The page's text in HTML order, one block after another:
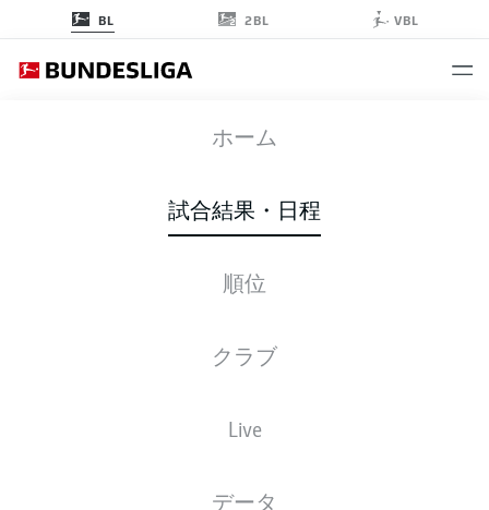
BL 2BL VBL
ホーム
試合結果・日程
順位
クラブ
Live
データ
VFB SGE
スターティングメンバー